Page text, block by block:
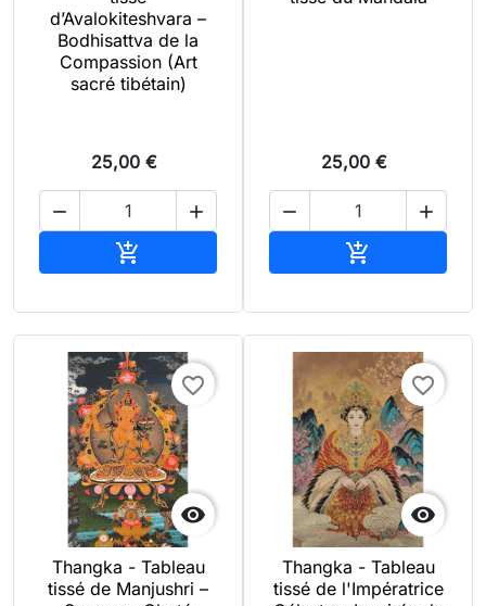
d’Avalokiteshvara –
Bodhisattva de la
Compassion (Art
sacré tibétain)
25,00 €
 

25,00 €
 


favorite_border
Thangka - Tableau
tissé de Manjushri –

favorite_border
Thangka - Tableau
tissé de l'Impératrice